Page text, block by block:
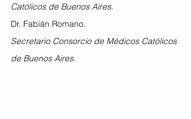
Católicos de Buenos Aires.
Dr. Fabián Romano.
Secretario Consorcio de Médicos Católicos
de Buenos Aires.